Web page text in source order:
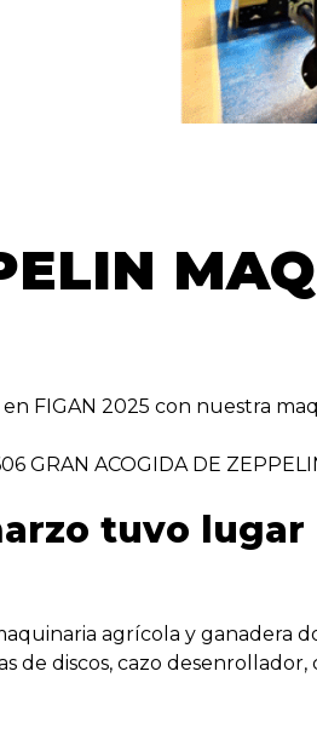
FIGAN 2025 con nuestra
tuvo
agrícola y ganadera
de discos, cazo